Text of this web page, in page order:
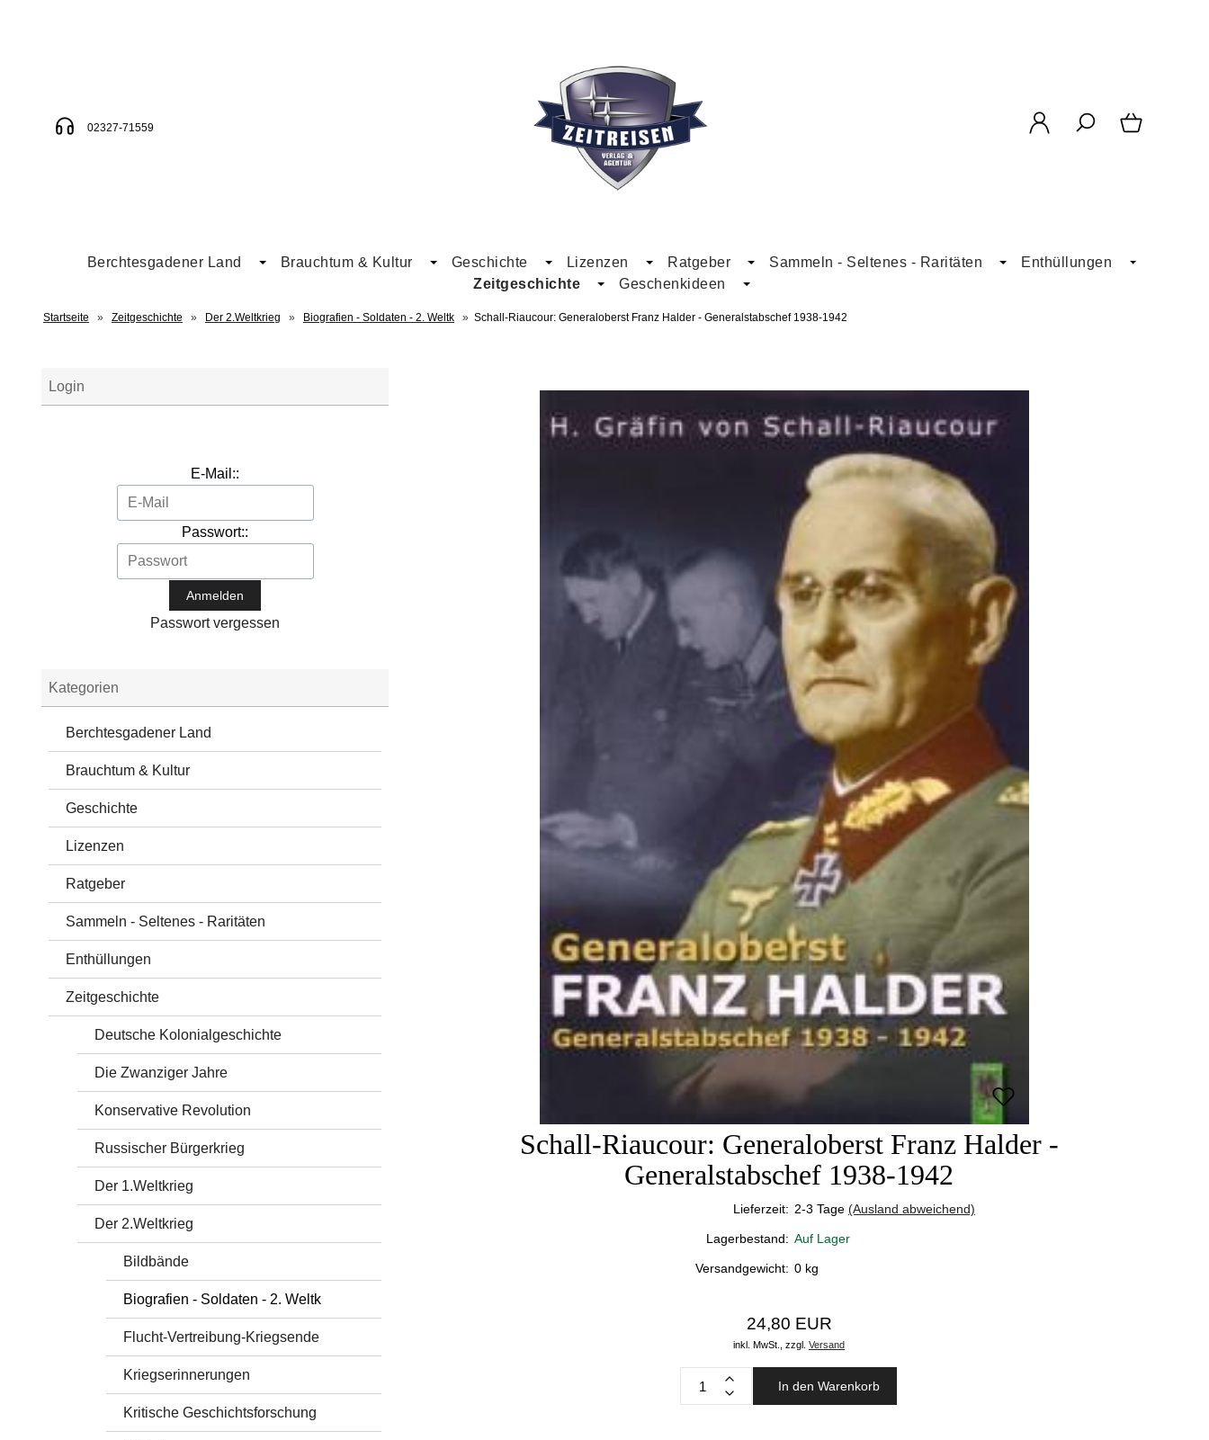
02327-71559
Berchtesgadener Land Brauchtum & Kultur Geschichte Lizenzen Ratgeber Sammeln - Seltenes - Raritäten
Enthüllungen
Zeitgeschichte
Geschenkideen
Startseite » Zeitgeschichte » Der 2.Weltkrieg » Biografien - Soldaten - 2. Weltk » Schall-Riaucour: Generaloberst Franz Halder - Generalstabschef 1938-1942
Login
E-Mail::
Passwort::
Passwort vergessen
Kategorien
Berchtesgadener Land
Brauchtum & Kultur
Geschichte
Lizenzen
Ratgeber
Sammeln - Seltenes - Raritäten
Enthüllungen
Zeitgeschichte
Deutsche Kolonialgeschichte
Die Zwanziger Jahre
Konservative Revolution
Russischer Bürgerkrieg
Der 1.Weltkrieg
Der 2.Weltkrieg
Bildbände
Biografien - Soldaten - 2. Weltk
Flucht-Vertreibung-Kriegsende
Kriegserinnerungen
Kritische Geschichtsforschung
Schall-Riaucour: Generaloberst Franz Halder -
Generalstabschef 1938-1942
Lieferzeit: 2-3 Tage (Ausland abweichend)
Lagerbestand: Auf Lager
Versandgewicht: 0 kg
24,80 EUR
inkl. MwSt., zzgl. Versand
In den Warenkorb